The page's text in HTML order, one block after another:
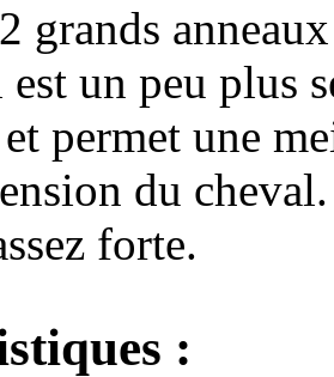
grands
est un peu plus
et permet une
du
forte.
: